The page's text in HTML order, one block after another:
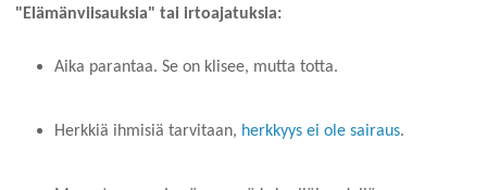
"Elämänviisauksia" tai irtoajatuksia:
Aika parantaa. Se on klisee, mutta totta.
Herkkiä ihmisiä tarvitaan, herkkyys ei ole sairaus.